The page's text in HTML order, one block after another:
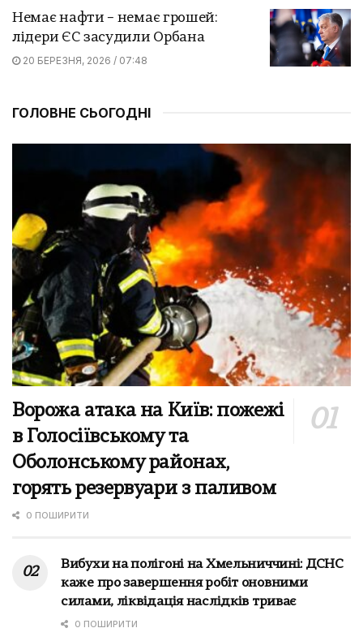
Немає нафти – немає грошей:
лідери ЄС засудили Орбана
20 БЕРЕЗНЯ, 2026 / 07:48
ГОЛОВНЕ СЬОГОДНІ
Ворожа атака на Київ: пожежі
в Голосіївському та
Оболонському районах,
горять резервуари з паливом
0 ПОШИРИТИ
Вибухи на полігоні на Хмельниччині: ДСНС
каже про завершення робіт оновними
силами, ліквідація наслідків триває
0 ПОШИРИТИ